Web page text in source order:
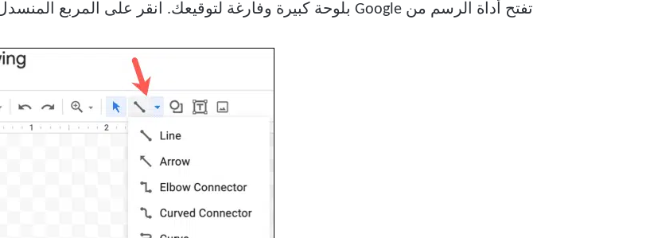
تفتح أداة الرسم من Google بلوحة كبيرة وفارغة لتوقيعك. انقر على المربع المنسدل تحديد خط واختر